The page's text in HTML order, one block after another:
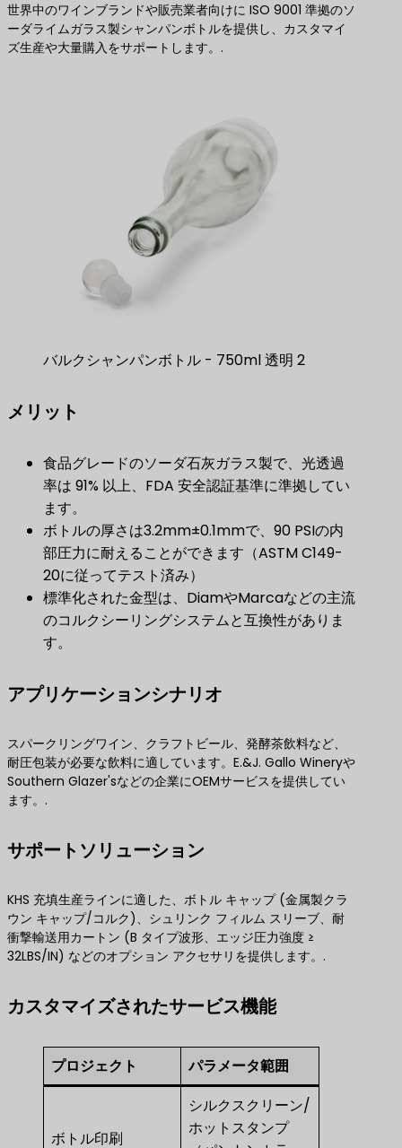
世界中のワインブランドや販売業者向けに ISO 9001 準拠のソ
ーダライムガラス製シャンパンボトルを提供し、カスタマイ
ズ生産や大量購入をサポートします。.
バルクシャンパンボトル - 750ml 透明 2
メリット
食品グレードのソーダ石灰ガラス製で、光透過
率は 91% 以上、FDA 安全認証基準に準拠してい
ます。
ボトルの厚さは3.2mm±0.1mmで、90 PSIの内
部圧力に耐えることができます（ASTM C149-
20に従ってテスト済み）
標準化された金型は、DiamやMarcaなどの主流
のコルクシーリングシステムと互換性がありま
す。
アプリケーションシナリオ
スパークリングワイン、クラフトビール、発酵茶飲料など、
耐圧包装が必要な飲料に適しています。E.&J. Gallo Wineryや
Southern Glazer'sなどの企業にOEMサービスを提供してい
ます。.
サポートソリューション
KHS 充填生産ラインに適した、ボトル キャップ (金属製クラ
ウン キャップ/コルク)、シュリンク フィルム スリーブ、耐
衝撃輸送用カートン (B タイプ波形、エッジ圧力強度 ≥
32LBS/IN) などのオプション アクセサリを提供します。.
カスタマイズされたサービス機能
プロジェクト パラメータ範囲
ボトル印刷
シルクスクリーン/
ホットスタンプ